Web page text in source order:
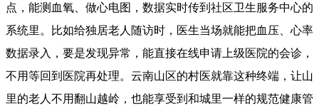
点，能测血氧、做心电图，数据实时传到社区卫生服务中心的
系统里。比如给独居老人随访时，医生当场就能把血压、心率
数据录入，要是发现异常，能直接在线申请上级医院的会诊，
不用等回到医院再处理。云南山区的村医就靠这种终端，让山
里的老人不用翻山越岭，也能享受到和城里一样的规范健康管